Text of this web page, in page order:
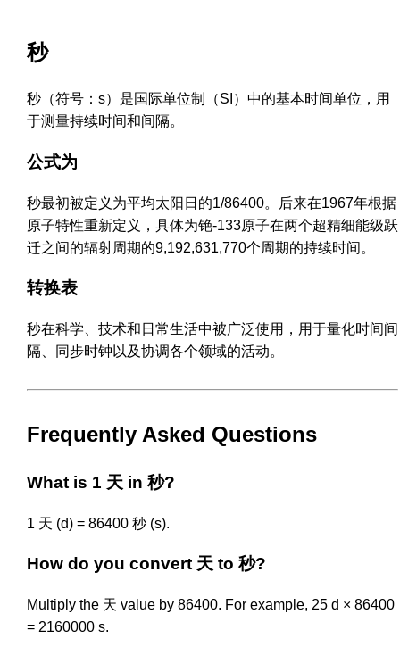
秒
秒（符号：s）是国际单位制（SI）中的基本时间单位，用
于测量持续时间和间隔。
公式为
秒最初被定义为平均太阳日的1/86400。后来在1967年根据
原子特性重新定义，具体为铯-133原子在两个超精细能级跃
迁之间的辐射周期的9,192,631,770个周期的持续时间。
转换表
秒在科学、技术和日常生活中被广泛使用，用于量化时间间
隔、同步时钟以及协调各个领域的活动。
Frequently Asked Questions
What is 1 天 in 秒?
1 天 (d) = 86400 秒 (s).
How do you convert 天 to 秒?
Multiply the 天 value by 86400. For example, 25 d × 86400
= 2160000 s.